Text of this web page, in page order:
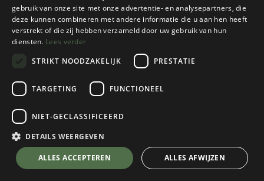
Black Diamond
Capitan E Helmet
Alloy
Kies een maat
💬 Stel je vraag over dit product via WhatsApp
gebruik van onze site met onze advertentie- en analysepartners, die
deze kunnen combineren met andere informatie die u aan hen heeft
verstrekt of die zij hebben verzameld door uw gebruik van hun
diensten. Lees verder
STRIKT NOODZAKELIJK
PRESTATIE
TARGETING FUNCTIONEEL
NIET-GECLASSIFICEERD
DETAILS WEERGEVEN
ALLES ACCEPTEREN ALLES AFWIJZEN